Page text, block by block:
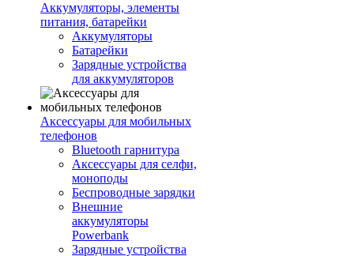
Аккумуляторы, элементы
питания, батарейки
Аккумуляторы
Батарейки
Зарядные устройства
для аккумуляторов
Аксессуары для мобильных
телефонов
Bluetooth гарнитура
Аксессуары для селфи,
моноподы
Беспроводные зарядки
Внешние
аккумуляторы
Powerbank
Зарядные устройства